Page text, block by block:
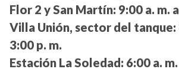
Flor 2 y San Martín: 9:00 a. m.
Villa Unión, sector del tanque:
3:00 p. m.
Estación La Soledad: 6:00 a.